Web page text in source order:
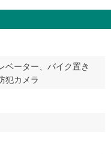
ベーター、バイク置き
犯カメラ